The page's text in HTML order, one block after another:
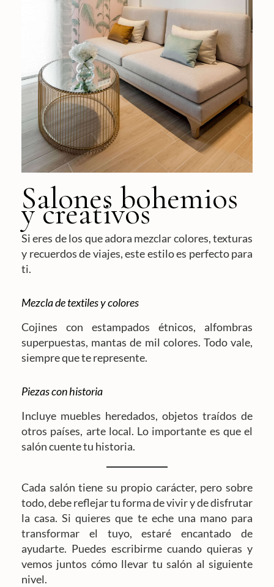
Salones bohemios
y creativos
Si eres de los que adora mezclar colores, texturas
y recuerdos de viajes, este estilo es perfecto para
ti.
Mezcla de textiles y colores
Cojines con estampados étnicos, alfombras
superpuestas, mantas de mil colores. Todo vale,
siempre que te represente.
Piezas con historia
Incluye muebles heredados, objetos traídos de
otros países, arte local. Lo importante es que el
salón cuente tu historia.
Cada salón tiene su propio carácter, pero sobre
todo, debe reflejar tu forma de vivir y de disfrutar
la casa. Si quieres que te eche una mano para
transformar el tuyo, estaré encantado de
ayudarte. Puedes escribirme cuando quieras y
vemos juntos cómo llevar tu salón al siguiente
nivel.